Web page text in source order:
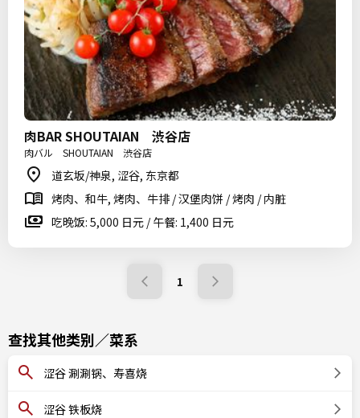
肉BAR SHOUTAIAN 渋谷店
肉バル SHOUTAIAN 渋谷店
道玄坂/神泉, 涩谷, 东京都
烤肉、和牛, 烤肉、牛排 / 汉堡肉饼 / 烤肉 / 内脏
吃晚饭: 5,000 日元 / 午餐: 1,400 日元
1
查找其他类别／菜系
涩谷 涮涮锅、寿喜烧
涩谷 铁板烧